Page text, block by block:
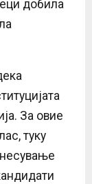
добила
За овие
туку